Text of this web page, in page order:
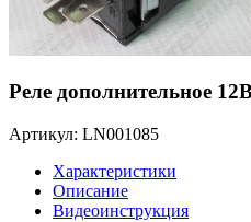
Реле дополнительное
Артикул: LN001085
Характеристики
Описание
Видеоинструкция